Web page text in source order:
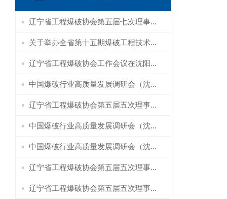
辽宁省工程爆破协会第五届七次理事...
关于举办全省第十五期爆破工程技术...
辽宁省工程爆破协会工作会议在沈阳...
中国爆破行业高质量发展调研会（沈...
辽宁省工程爆破协会第五届五次理事...
中国爆破行业高质量发展调研会（沈...
中国爆破行业高质量发展调研会（沈...
辽宁省工程爆破协会第五届五次理事...
辽宁省工程爆破协会第五届五次理事...